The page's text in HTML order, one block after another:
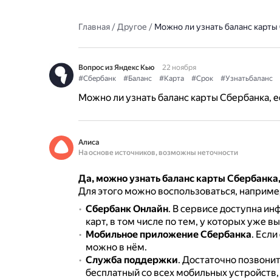
Главная/Другое / Можно ли узнать баланс карты
Вопрос из Яндекс Кью
22 ноября
#Сбербанк
#Баланс #Карта #Срок #Узнатьбаланс
Можно ли узнать баланс карты Сбербанка,
Алиса
На основе источников, возможны неточности
Да, можно узнать баланс карты
Для этого можно воспользоваться,
Сбербанк Онлайн. В сервисе доступна
карт, в том числе по тем, у которых уже
Мобильное приложение Сбербанка. Если
можно в нём.
Служба поддержки. Достаточно
бесплатный со всех мобильных